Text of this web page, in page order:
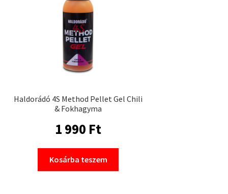
Haldorádó 4S Method Pellet Gel Chili
& Fokhagyma
1 990 Ft
Kosárba teszem